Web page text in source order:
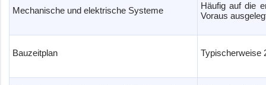
Mechanische und elektrische Systeme
Häufig auf die
Voraus
Bauzeitplan Typischerweise